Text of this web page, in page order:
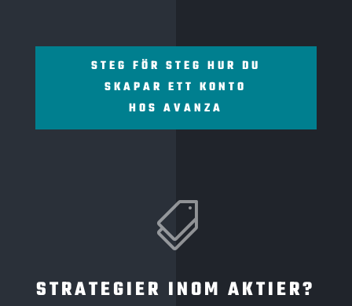
STEG FÖR STEG HUR DU
SKAPAR ETT KONTO
HOS AVANZA

STRATEGIER INOM AKTIER?